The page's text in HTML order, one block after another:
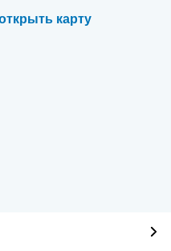
карту